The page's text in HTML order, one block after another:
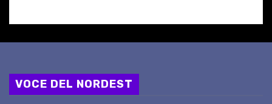
VOCE DEL NORDEST